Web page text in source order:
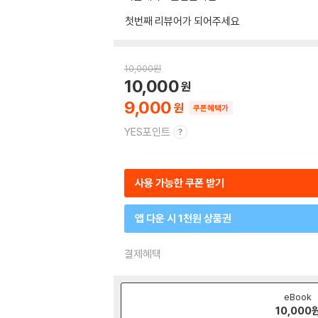
첫번째 리뷰어가 되어주세요
10,000원
9,000
10,000
쿠폰혜택가
YES포인트
사용 가능한 쿠폰 받기
앱 다운 시 1천원 상품권
결제혜택
eBook
10,000